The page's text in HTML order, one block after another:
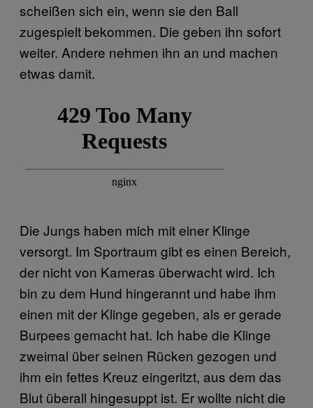
scheißen sich ein, wenn sie den Ball
zugespielt bekommen. Die geben ihn sofort
weiter. Andere nehmen ihn an und machen
etwas damit.
Die Jungs haben mich mit einer Klinge
versorgt. Im Sportraum gibt es einen Bereich,
der nicht von Kameras überwacht wird. Ich
bin zu dem Hund hingerannt und habe ihm
einen mit der Klinge gegeben, als er gerade
Burpees gemacht hat. Ich habe die Klinge
zweimal über seinen Rücken gezogen und
ihm ein fettes Kreuz eingeritzt, aus dem das
Blut überall hingesuppt ist. Er wollte nicht die